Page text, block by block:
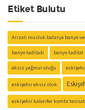
Etiket Bulutu
Arızalı musluk batarya banyo
banyo tadiladı banyo tadilat
eksiz yağmur oluğu
eskişehir eksiz oluk
eskişehir kalorifer kombi